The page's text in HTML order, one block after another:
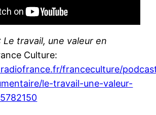
Le travail, une valeur en
Culture:
franceculture/
le-travail-une-valeur-